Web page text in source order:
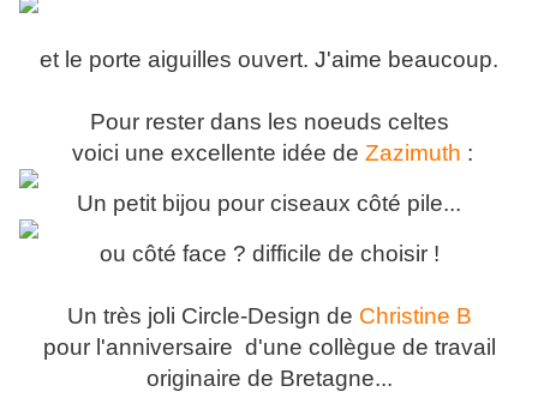
et le porte aiguilles ouvert. J'aime beaucoup.
Pour rester dans les noeuds celtes
voici une excellente idée de Zazimuth :
Un petit bijou pour ciseaux côté pile...
ou côté face ? difficile de choisir !
Un très joli Circle-Design de Christine B
pour l'anniversaire d'une collègue de travail
originaire de Bretagne...